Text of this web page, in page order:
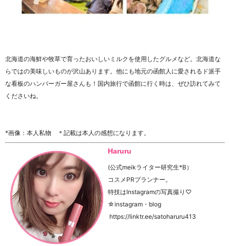
北海道の海鮮や牧草で育ったおいしいミルクを使用したグルメなど。北海道な
らではの美味しいものが沢山あります。他にも地元の函館人に愛されるド派手
な看板のハンバーガー屋さんも！国内旅行で函館に行く時は、ぜひ訪れてみて
くださいね。
*画像：本人私物 ＊記載は本人の感想になります。
Haruru
(公式meikライター研究生*B）
コスメPRプランナー。
特技はInstagramの写真撮り♡
☆instagram・blog
https://linktr.ee/satoharuru413